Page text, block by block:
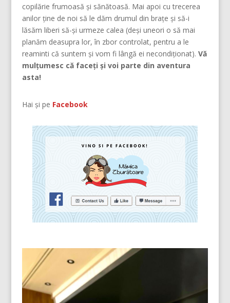
copilărie frumoasă şi sănătoasă. Mai apoi cu trecerea
anilor ține de noi să le dăm drumul din braţe și să-i
lăsăm liberi să-și urmeze calea (deşi uneori o să mai
planăm deasupra lor, în zbor controlat, pentru a le
reaminti că suntem şi vom fi lângă ei necondiţionat). Vă
mulțumesc că faceți și voi parte din aventura
asta!
Hai și pe Facebook